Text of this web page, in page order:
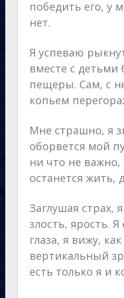
победить его, у
нет.
Я успеваю
вместе с детьми
пещеры. Сам, с
копьем
Мне страшно, я
оборвется мой
ни что не
останется жить,
Заглушая страх,
злость, ярость.
глаза, я вижу,
вертикальный
есть только я и